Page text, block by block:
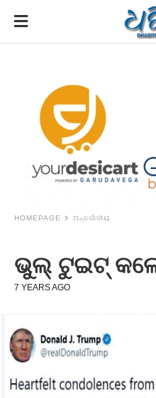
HOMEPAGE ଅନ୍ତର୍ଜାତୀୟ
ଭୁଲ୍‌ ଟୁଇଟ୍‌
7 YEARS AGO